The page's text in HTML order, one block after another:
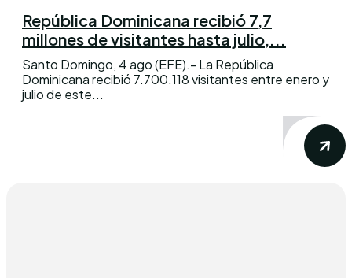
República Dominicana recibió 7,7
millones de visitantes hasta julio,...
Santo Domingo, 4 ago (EFE).- La República
Dominicana recibió 7.700.118 visitantes entre enero y
julio de este...